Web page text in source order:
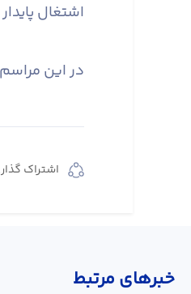
اشتغال
در این
اشتراک
خبر‌های مرتبط